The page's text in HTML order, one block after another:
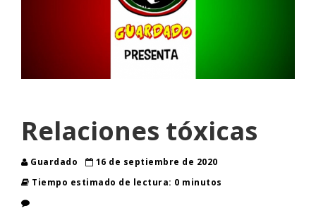
Relaciones tóxicas
Guardado
16 de septiembre de 2020
Tiempo estimado de lectura: 0 minutos